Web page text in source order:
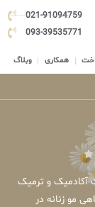
021-91094759
093-39535771
همکاری وبلاگ
آکادمیک و ترمیک
مو زنانه در